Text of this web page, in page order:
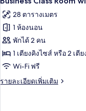
ให้
สำหรับ
ห้อง
พัก
ภาพถ่าย
ทั้งหมด
ของ
Business
Class
Room
with
28 ตารางเมตร
1 ห้องนอน
พักได้ 2 คน
1 เตียงคิงไซส์ หรือ 2 เตีย
Wi-Fi ฟรี
รายละเอียดเพิ่มเติม
ราย